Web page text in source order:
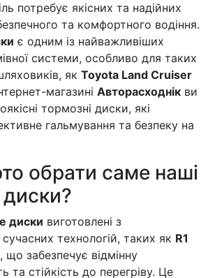
потребує якісних та надійних
та комфортного водіння.
є одним із найважливіших
системи, особливо для таких
як Toyota Land Cruiser
магазині Авторасходнік ви
тормозні диски, які
гальмування та безпеку на
обрати саме наші
диски?
диски виготовлені з
технологій, таких як R1
, що забезпечує відмінну
та стійкість до перегріву. Це